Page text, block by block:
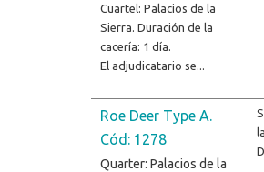
Cuartel: Palacios de la
Sierra. Duración de la
cacería: 1 día.
El adjudicatario se...
Roe Deer Type A.
Cód: 1278
Quarter: Palacios de la
la